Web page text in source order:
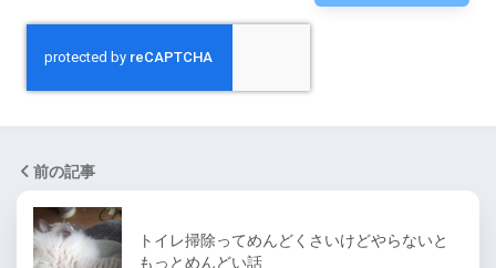
前の記事
トイレ掃除ってめんどくさいけどやらないと
もっとめんどい話